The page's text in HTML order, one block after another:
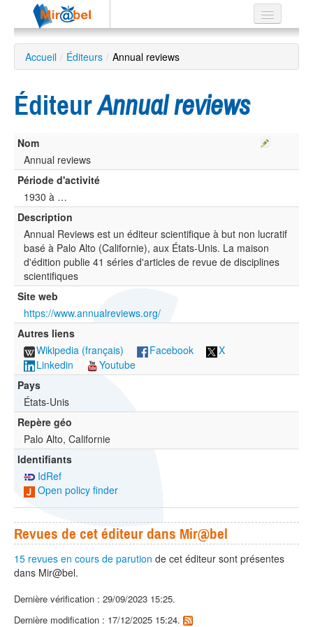
Le réseau
Soutien
Listes
Recherche
avancée
EN
ES
?
Accueil / Éditeurs / Annual reviews
ÉditeurAnnual reviews
Nom
Annual reviews
Période d'activité
1930 à …
Description
Annual Reviews est un éditeur scientifique à but non lucratif
basé à Palo Alto (Californie), aux États-Unis. La maison
d'édition publie 41 séries d'articles de revue de disciplines
scientifiques
Site web
https://www.annualreviews.org/
Autres liens
Wikipedia (français)
Facebook
X
Linkedin
Youtube
Pays
États-Unis
Repère géo
Palo Alto, Californie
Identifiants
IdRef
Open policy finder
Revues de cet éditeur dans Mir@bel
15 revues en cours de parution de cet éditeur sont présentes
dans Mir@bel.
Dernière vérification : 29/09/2023 15:25.
Dernière modification : 17/12/2025 15:24.